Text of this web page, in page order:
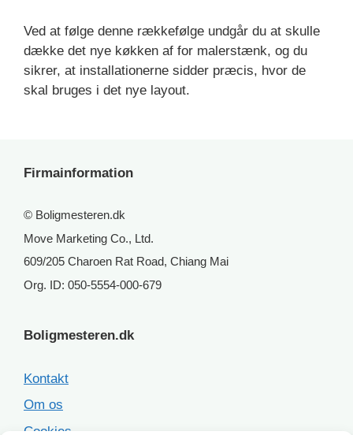
Ved at følge denne rækkefølge undgår du at skulle
dække det nye køkken af for malerstænk, og du
sikrer, at installationerne sidder præcis, hvor de
skal bruges i det nye layout.
Firmainformation
© Boligmesteren.dk
Move Marketing Co., Ltd.
609/205 Charoen Rat Road, Chiang Mai
Org. ID: 050-5554-000-679
Boligmesteren.dk
Kontakt
Om os
Cookies